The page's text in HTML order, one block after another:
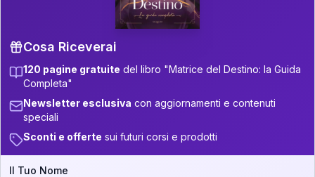
Scorri più in basso per vedere
un'interpretazione parziale gratuita della tua
Iscriviti alla newsletter per ricevere
aggiornamenti quando sarà disponibile.
Cosa Riceverai
120 pagine gratuite del libro "Matrice del Destino: la Guida
Completa"
Newsletter esclusiva con aggiornamenti e contenuti
speciali
Sconti e offerte sui futuri corsi e prodotti
Il Tuo Nome